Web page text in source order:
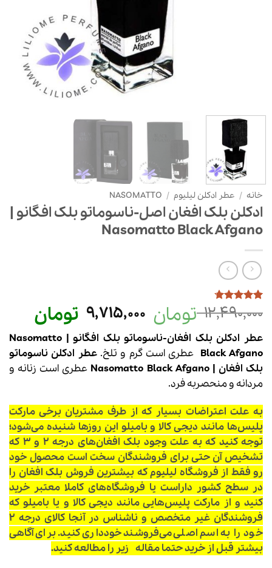
خانه / عطر ادکلن لیلیوم /
NASOMATTO
ادکلن بلک افغان اصل-ناسوماتو بلک افگانو |
Nasomatto Black Afgano
امتیازدهی
4.69
امتیازدهی
مشتری
12,490,000 تومان قیمت
12,490,000 تومان
بود.
9,715,000 تومان
است.
عطر ادکلن بلک افغان-ناسوماتو بلک افگانو | Nasomatto
Black Afgano عطری است گرم و تلخ.عطر ادکلن ناسوماتو
بلک افغان |
Nasomatto Black Afgano
عطری است زنانه و
مردانه و منحصربه فرد.
به علت اعتراضات بسیار که از طرف مشتریان برخی مارکت
پلیس‌ها مانند دیجی کالا و بامیلو این روزها شنیده می‌شود؛
توجه کنید که به علت وجود بلک افغان‌های درجه ۲ و ۳ که
تشخیص آن حتی برای فروشندگان سخت است محصول خود
رو فقط از فروشگاه لیلیوم که بیشترین فروش بلک افغان را
در سطح کشور داراست یا فروشگاه‌های کاملا معتبر خرید
کنید و از مارکت پلیس‌هایی مانند دیجی کالا و یا بامیلو که
فروشندگان غیر متخصص و ناشناس در آنجا کالای درجه ۲
خود را به اسم اصلی می‌فروشند خودداری کنید. برای آگاهی
بیشتر قبل از خرید حتما مقاله زیر را مطالعه کنید.